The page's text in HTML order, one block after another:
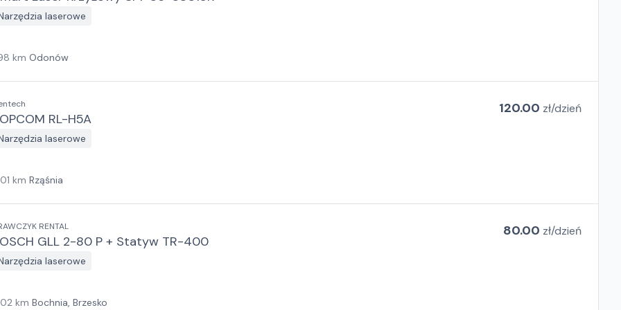
laserowe
km Odonów
RL-H5A
laserowe
120.00 zł/dzień
km Rząśnia
RENTAL
GLL 2-80 P + Statyw TR-400
laserowe
80.00 zł/dzień
km Bochnia, Brzesko